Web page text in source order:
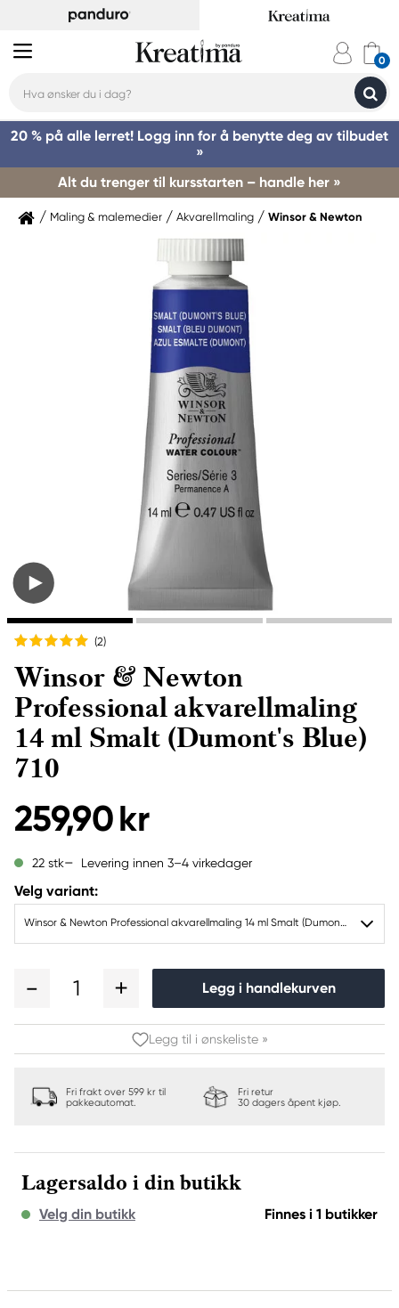
20 % på alle lerret! Logg inn for å benytte deg av tilbudet
»
Alt du trenger til kursstarten – handle her »
Maling & malemedier Akvarellmaling Winsor & Newton
(2)
Winsor & Newton
Professional akvarellmaling
14 ml Smalt (Dumont's Blue)
710
259,90 kr
22 stk Levering innen 3–4 virkedager
Velg variant:
Winsor & Newton Professional akvarellmaling 14 ml Smalt (Dumont's Blue) 710
1 Legg i handlekurven
Legg til i ønskeliste »
Fri frakt over 599 kr til
pakkeautomat.
Fri retur
30 dagers åpent kjøp.
Lagersaldo i din butikk
Velg din butikk Finnes i 1 butikker